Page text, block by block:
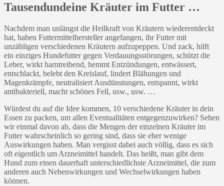
Tausendundeine Kräuter im Futter …
Nachdem man unlängst die Heilkraft von Kräutern wiederentdeckt
hat, haben Futtermittelhersteller angefangen, ihr Futter mit
unzähligen verschiedenen Kräutern aufzupeppen. Und zack, hilft
ein einziges Hundefutter gegen Verdauungsstörungen, schützt die
Leber, wirkt harntreibend, hemmt Entzündungen, entwässert,
entschlackt, belebt den Kreislauf, lindert Blähungen und
Magenkrämpfe, neutralisiert Ausdünstungen, entspannt, wirkt
antibakteriell, macht schönes Fell, usw., usw. …
Würdest du auf die Idee kommen, 10 verschiedene Kräuter in dein
Essen zu packen, um allen Eventualitäten entgegenzuwirken? Sehen
wir einmal davon ab, dass die Mengen der einzelnen Kräuter im
Futter wahrscheinlich so gering sind, dass sie eher wenige
Auswirkungen haben. Man vergisst dabei auch völlig, dass es sich
oft eigentlich um Arzneimittel handelt. Das heißt, man gibt dem
Hund zum einen dauerhaft unterschiedlichste Arzneimittel, die zum
anderen auch Nebenwirkungen und Wechselwirkungen haben
können.